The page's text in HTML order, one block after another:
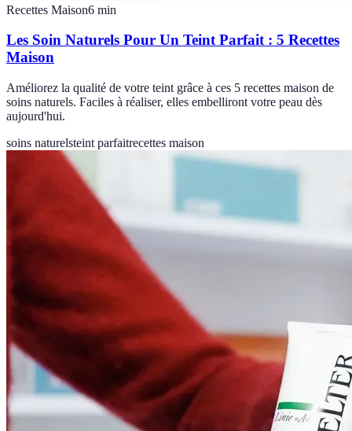
Recettes Maison6 min
Les Soin Naturels Pour Un Teint Parfait : 5 Recettes
Maison
Améliorez la qualité de votre teint grâce à ces 5 recettes maison de
soins naturels. Faciles à réaliser, elles embelliront votre peau dès
aujourd'hui.
soins naturelsteint parfaitrecettes maison